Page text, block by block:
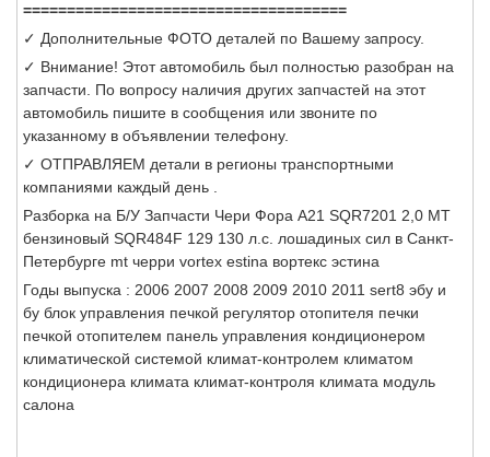
=====================================
✓ Дополнительные ФОТО деталей по Вашему запросу.
✓ Внимание! Этот автомобиль был полностью разобран на
запчасти. По вопросу наличия других запчастей на этот
автомобиль пишите в сообщения или звоните по
указанному в объявлении телефону.
✓ ОТПРАВЛЯЕМ детали в регионы транспортными
компаниями каждый день .
Разборка на Б/У Запчасти Чери Фора А21 SQR7201 2,0 МТ
бензиновый SQR484F 129 130 л.с. лошадиных сил в Санкт-
Петербурге mt черри vortex estina вортекс эстина
Годы выпуска : 2006 2007 2008 2009 2010 2011 sert8 эбу и
бу блок управления печкой регулятор отопителя печки
печкой отопителем панель управления кондиционером
климатической системой климат-контролем климатом
кондиционера климата климат-контроля климата модуль
салона